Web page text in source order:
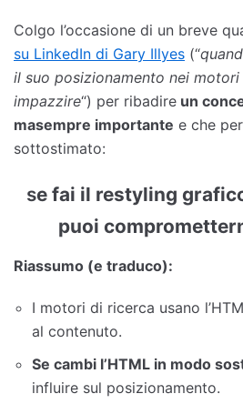
Colgo l’occasione di un breve
su LinkedIn di Gary Illyes (“
il suo posizionamento nei
impazzire“) per ribadire un
masempre importante e che
sottostimato:
se fai il restyling
puoi
Riassumo (e traduco):
I motori di ricerca usano
al contenuto.
Se cambi l’HTML in modo
influire sul posizionamento.